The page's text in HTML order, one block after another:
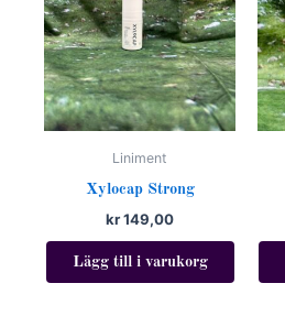
Liniment
Xylocap Strong
kr149,00
Lägg till i varukorg